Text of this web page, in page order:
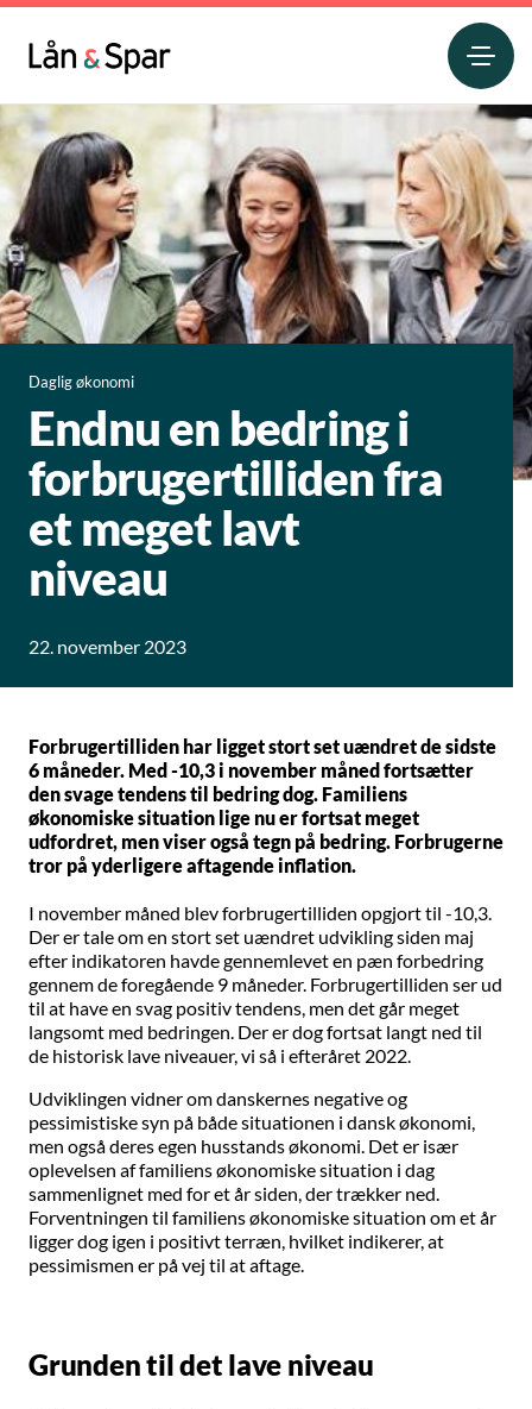
Daglig økonomi
Endnu en bedring i
forbrugertilliden fra
et meget lavt
niveau
22. november 2023
Forbrugertilliden har ligget stort set uændret de sidste
6 måneder. Med -10,3 i november måned fortsætter
den svage tendens til bedring dog. Familiens
økonomiske situation lige nu er fortsat meget
udfordret, men viser også tegn på bedring. Forbrugerne
tror på yderligere aftagende inflation.
I november måned blev forbrugertilliden opgjort til -10,3.
Der er tale om en stort set uændret udvikling siden maj
efter indikatoren havde gennemlevet en pæn forbedring
gennem de foregående 9 måneder. Forbrugertilliden ser ud
til at have en svag positiv tendens, men det går meget
langsomt med bedringen. Der er dog fortsat langt ned til
de historisk lave niveauer, vi så i efteråret 2022.
Udviklingen vidner om danskernes negative og
pessimistiske syn på både situationen i dansk økonomi,
men også deres egen husstands økonomi. Det er især
oplevelsen af familiens økonomiske situation i dag
sammenlignet med for et år siden, der trækker ned.
Forventningen til familiens økonomiske situation om et år
ligger dog igen i positivt terræn, hvilket indikerer, at
pessimismen er på vej til at aftage.
Grunden til det lave niveau